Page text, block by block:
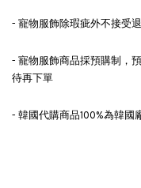
- 寵物服飾除瑕疵外不接受
- 寵物服飾商品採預購制，
待再下單
- 韓國代購商品100%為韓國